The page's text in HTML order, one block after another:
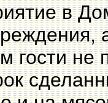
в
гости не